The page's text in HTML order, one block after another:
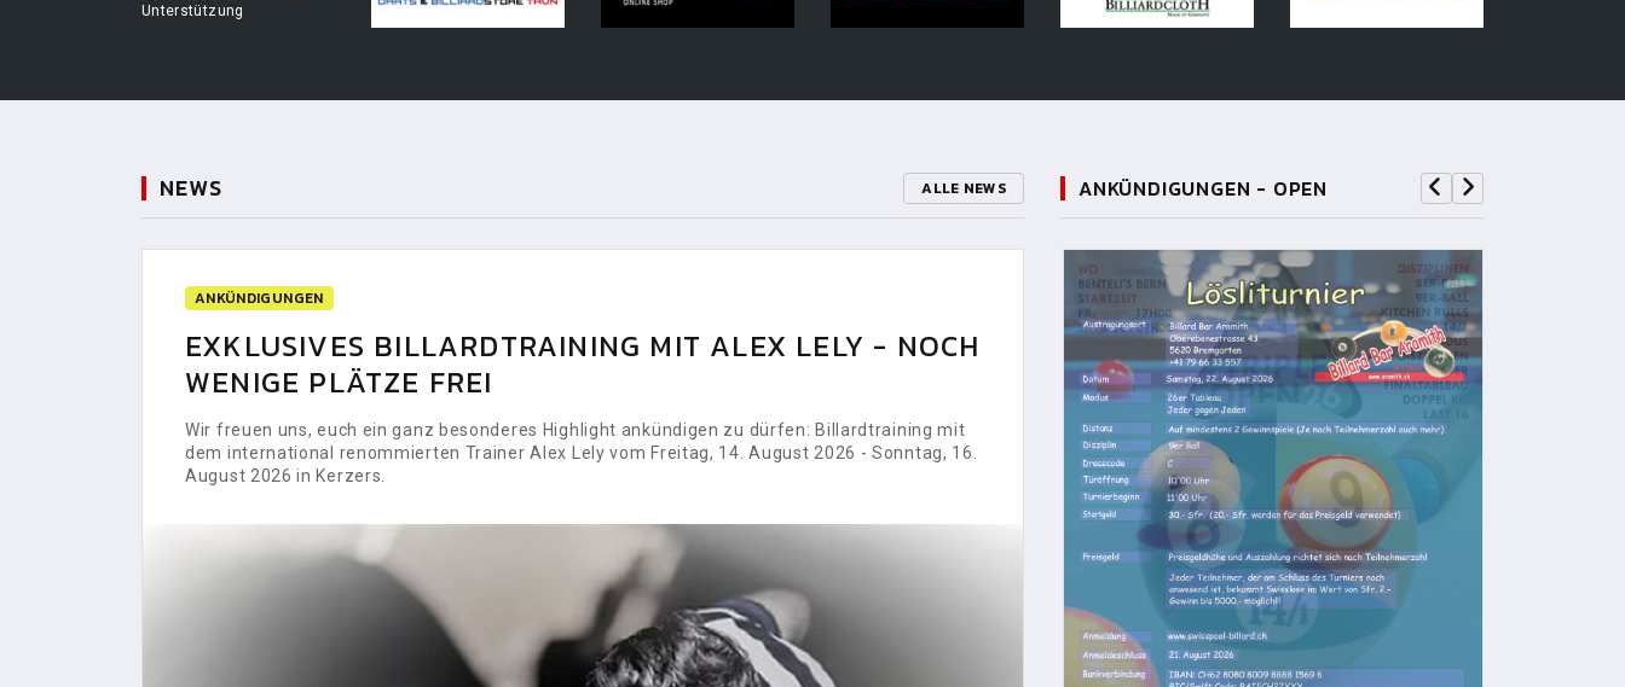
Unterstützung
NEWS ALLE NEWS
ANKÜNDIGUNGEN
EXKLUSIVES BILLARDTRAINING MIT ALEX LELY - NOCH
WENIGE PLÄTZE FREI
Wir freuen uns, euch ein ganz besonderes Highlight ankündigen zu dürfen: Billardtraining mit
dem international renommierten Trainer Alex Lely vom Freitag, 14. August 2026 - Sonntag, 16.
August 2026 in Kerzers.
ANKÜNDIGUNGEN - OPEN